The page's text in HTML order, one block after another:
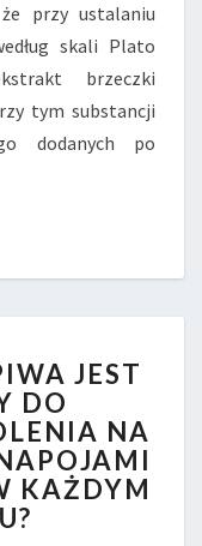
przy ustalaniu
skali Plato
brzeczki
tym substancji
dodanych po
JEST
DO
NA
KAŻDYM